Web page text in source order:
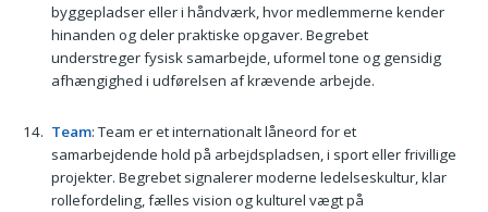
byggepladser eller i håndværk, hvor medlemmerne kender
hinanden og deler praktiske opgaver. Begrebet
understreger fysisk samarbejde, uformel tone og gensidig
afhængighed i udførelsen af krævende arbejde.
Team: Team er et internationalt låneord for et
samarbejdende hold på arbejdspladsen, i sport eller frivillige
projekter. Begrebet signalerer moderne ledelseskultur, klar
rollefordeling, fælles vision og kulturel vægt på